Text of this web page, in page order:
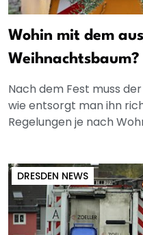
Wohin mit dem
Weihnachtsbaum?
Nach dem Fest muss
wie entsorgt man ihn
Regelungen je nach
DRESDEN NEWS